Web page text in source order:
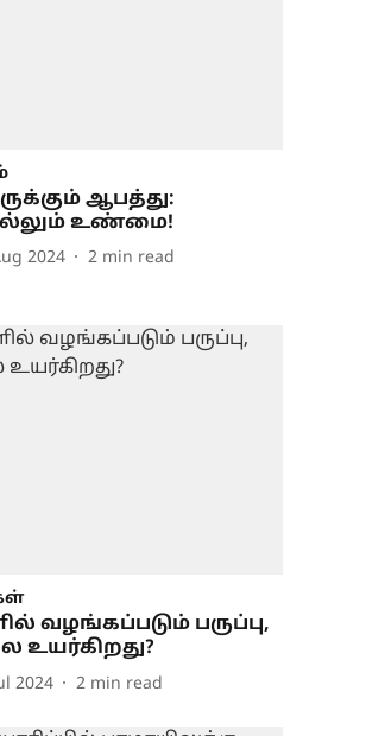
ஆபத்து:
உண்மை!
2024 2 min read
வழங்கப்படும் பருப்பு,
உயர்கிறது?
2024 2 min read